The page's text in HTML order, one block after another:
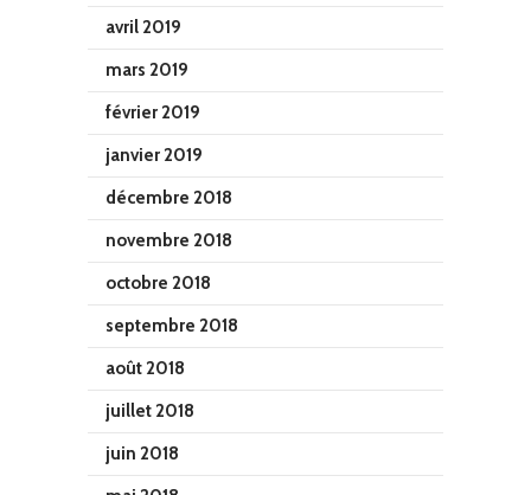
avril 2019
mars 2019
février 2019
janvier 2019
décembre 2018
novembre 2018
octobre 2018
septembre 2018
août 2018
juillet 2018
juin 2018